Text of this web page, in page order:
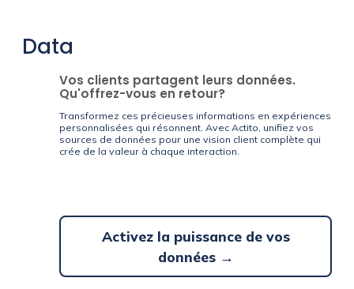
Data
Vos clients partagent leurs données.
Qu'offrez-vous en retour?
Transformez ces précieuses informations en expériences
personnalisées qui résonnent. Avec Actito, unifiez vos
sources de données pour une vision client complète qui
crée de la valeur à chaque interaction.
Activez la puissance de vos
données →